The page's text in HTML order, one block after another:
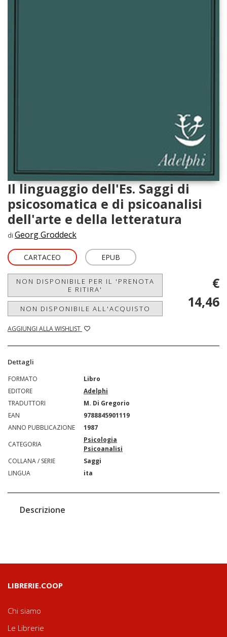
Il linguaggio dell'Es. Saggi di
psicosomatica e di psicoanalisi
dell'arte e della letteratura
di Georg Groddeck
CARTACEO EPUB
NON DISPONIBILE PER IL 'PRENOTA
E RITIRA'
NON DISPONIBILE ALL'ACQUISTO
AGGIUNGI ALLA WISHLIST
€
14,46
Dettagli
FORMATO
Libro
EDITORE
Adelphi
TRADUTTORI
M. Di Gregorio
EAN
9788845901119
ANNO PUBBLICAZIONE
1987
CATEGORIA
Psicologia
Psicoanalisi
COLLANA / SERIE
Saggi
LINGUA
ita
Descrizione
LIBRERIE.COOP
Chi siamo
Le Librerie